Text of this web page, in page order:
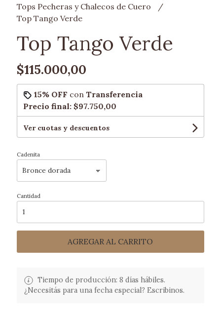
Tops Pecheras y Chalecos de Cuero
Top Tango Verde
Top Tango Verde
$115.000,00
15% OFF con Transferencia
Precio final: $97.750,00
Ver cuotas y descuentos
Cadenita
Cantidad
AGREGAR AL CARRITO
Tiempo de producción: 8 días hábiles.
¿Necesitás para una fecha especial? Escribinos.